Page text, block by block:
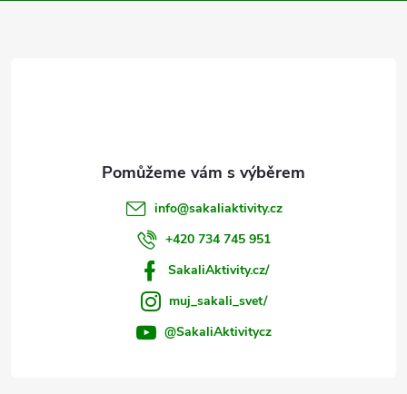
info@sakaliaktivity.cz
+420 734 745 951
SakaliAktivity.cz/
muj_sakali_svet/
@SakaliAktivitycz